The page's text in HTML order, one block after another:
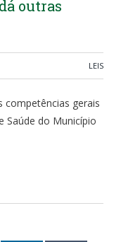
outras
LEIS
competências gerais
Saúde do Município